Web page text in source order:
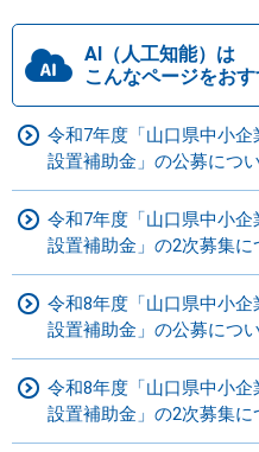
AI（人工知能）は
こんなページをお
令和7年度「山口県中小
設置補助金」の公募につ
令和7年度「山口県中小
設置補助金」の2次募集に
令和8年度「山口県中小
設置補助金」の公募につ
令和8年度「山口県中小
設置補助金」の2次募集に